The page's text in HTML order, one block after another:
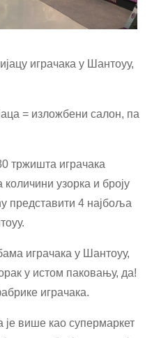
играчака у Шантоуу,
= изложбени салон, па
тржишта играчака
узорка и броју
представити 4 најбоља
играчака у Шантоуу,
у истом паковању, да!
играчака.
је више као супермаркет